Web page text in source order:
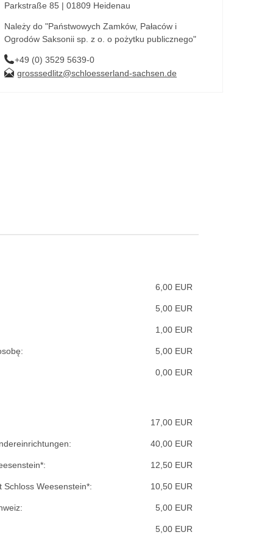
Parkstraße 85 | 01809 Heidenau
Należy do "Państwowych Zamków, Pałaców i
Ogrodów Saksonii sp. z o. o pożytku publicznego"
+49 (0) 3529 5639-0
grosssedlitz@schloesserland-sachsen.de
6,00 EUR
5,00 EUR
1,00 EUR
5,00 EUR
0,00 EUR
17,00 EUR
40,00 EUR
12,50 EUR
Weesenstein*: 10,50 EUR
5,00 EUR
5,00 EUR